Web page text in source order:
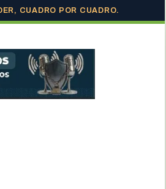
CUADRO POR CUADRO.